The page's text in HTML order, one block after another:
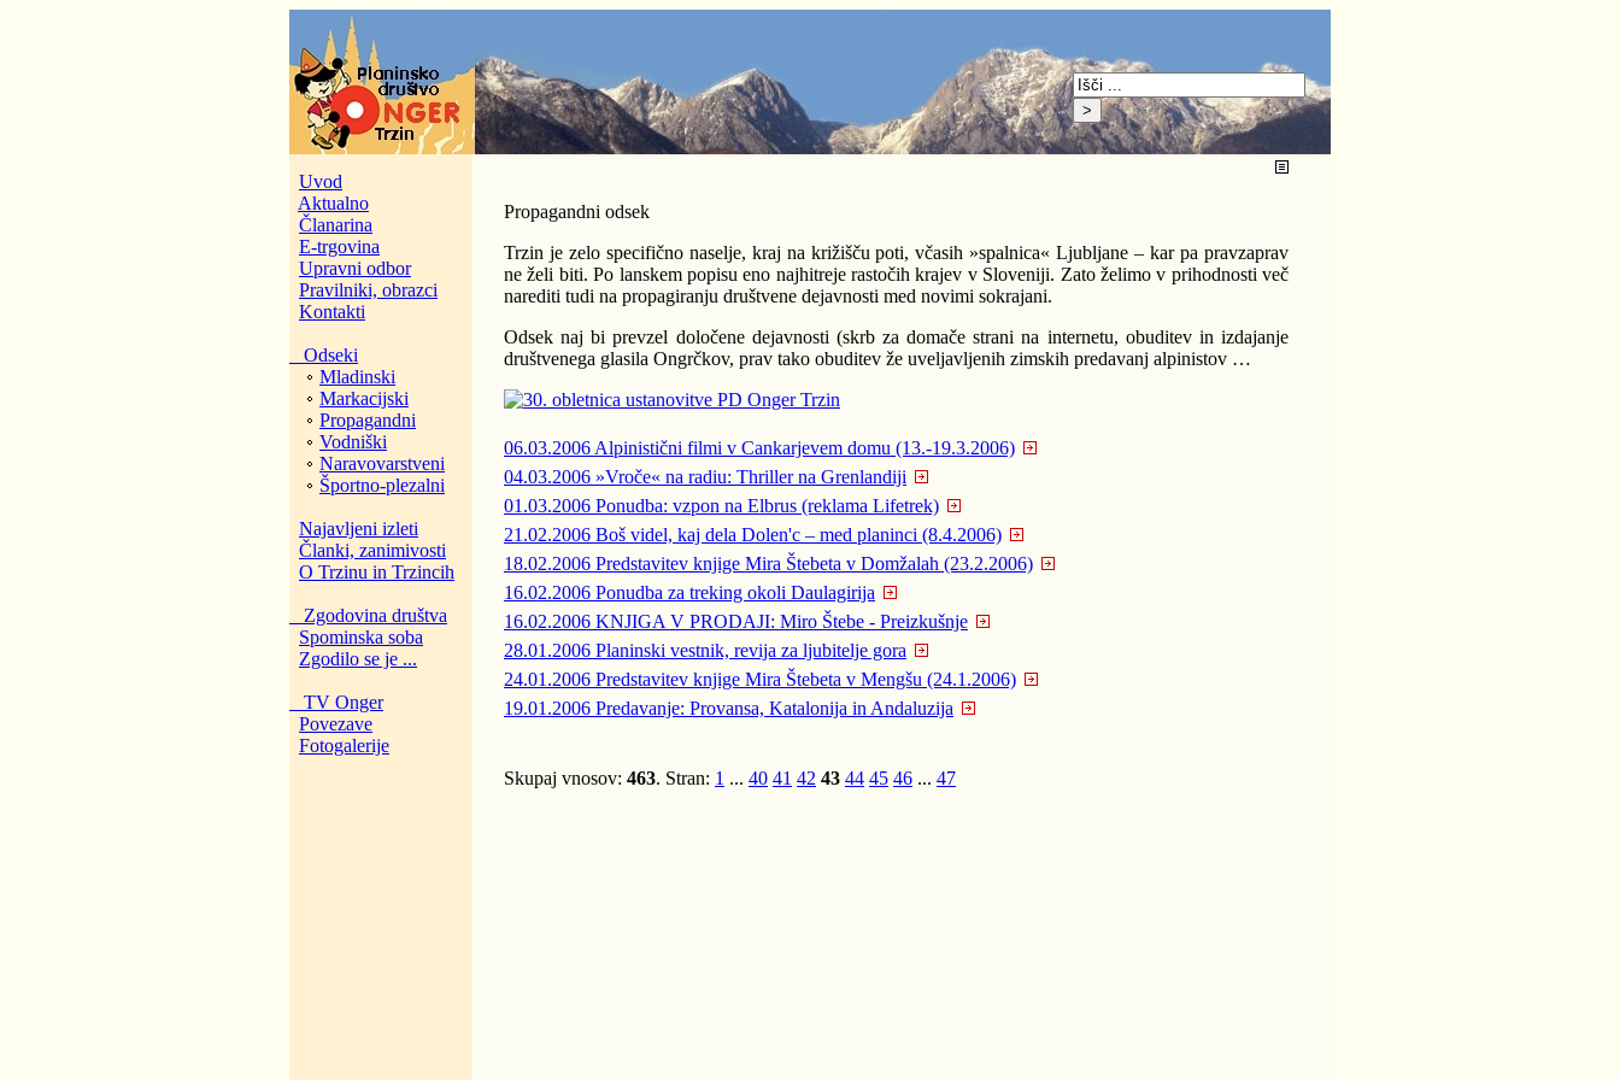
Uvod
Aktualno
Članarina
E-trgovina
Upravni odbor
Pravilniki, obrazci
Kontakti
Odseki
Mladinski
Markacijski
Propagandni
Vodniški
Naravovarstveni
Športno-plezalni
Najavljeni izleti
Članki, zanimivosti
O Trzinu in Trzincih
Zgodovina društva
Spominska soba
Zgodilo se je ...
TV Onger
Povezave
Fotogalerije
Propagandni odsek
Trzin je zelo specifično naselje, kraj na križišču poti, včasih »spalnica« Ljubljane – kar pa pravzaprav
ne želi biti. Po lanskem popisu eno najhitreje rastočih krajev v Sloveniji. Zato želimo v prihodnosti več
narediti tudi na propagiranju društvene dejavnosti med novimi sokrajani.
Odsek naj bi prevzel določene dejavnosti (skrb za domače strani na internetu, obuditev in izdajanje
društvenega glasila Ongrčkov, prav tako obuditev že uveljavljenih zimskih predavanj alpinistov …
06.03.2006 Alpinistični filmi v Cankarjevem domu (13.-19.3.2006)
04.03.2006 »Vroče« na radiu: Thriller na Grenlandiji
01.03.2006 Ponudba: vzpon na Elbrus (reklama Lifetrek)
21.02.2006 Boš videl, kaj dela Dolen'c – med planinci (8.4.2006)
18.02.2006 Predstavitev knjige Mira Štebeta v Domžalah (23.2.2006)
16.02.2006 Ponudba za treking okoli Daulagirija
16.02.2006 KNJIGA V PRODAJI: Miro Štebe - Preizkušnje
28.01.2006 Planinski vestnik, revija za ljubitelje gora
24.01.2006 Predstavitev knjige Mira Štebeta v Mengšu (24.1.2006)
19.01.2006 Predavanje: Provansa, Katalonija in Andaluzija
Skupaj vnosov: 463. Stran: 1 ... 40 41 42 43 44 45 46 ... 47